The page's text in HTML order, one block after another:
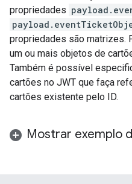
propriedades
propriedades são matrizes.
um ou mais objetos de
Também é possível
cartões no JWT que faça
cartões existente pelo ID.
Mostrar exemplo